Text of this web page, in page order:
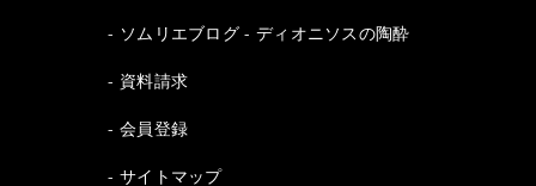
ソムリエブログ - ディオニソスの陶酔
資料請求
会員登録
サイトマップ